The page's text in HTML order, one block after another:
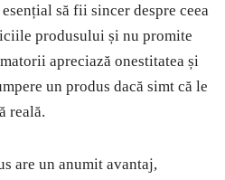
să fii sincer despre ceea
produsului și nu promite
apreciază onestitatea și
un produs dacă simt că le
reală.
are un anumit avantaj,